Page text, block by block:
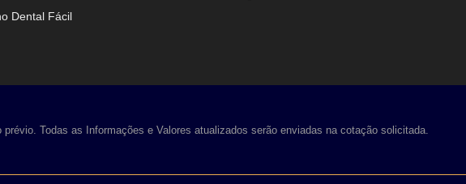
Dental Fácil
prévio. Todas as Informações e Valores atualizados serão enviadas na cotação solicitada.